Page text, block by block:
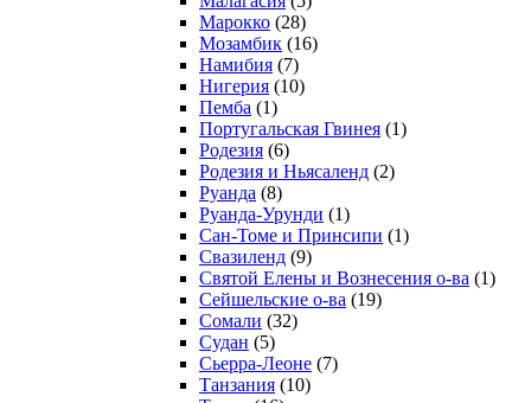
Марокко (28)
Мозамбик (16)
Намибия (7)
Нигерия (10)
Пемба (1)
Португальская Гвинея (1)
Родезия (6)
Родезия и Ньясаленд (2)
Руанда (8)
Руанда-Урунди (1)
Сан-Томе и Принсипи (1)
Свазиленд (9)
Святой Елены и Вознесения о-ва (1)
Сейшельские о-ва (19)
Сомали (32)
Судан (5)
Сьерра-Леоне (7)
Танзания (10)